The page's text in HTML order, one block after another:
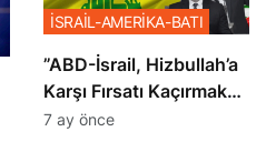
​​​​​​​”ABD-İsrail, Hizbullah’a
Karşı Fırsatı Kaçırmak
İstemiyor”
İSRAİL-AMERİKA-BATI
7 ay önce